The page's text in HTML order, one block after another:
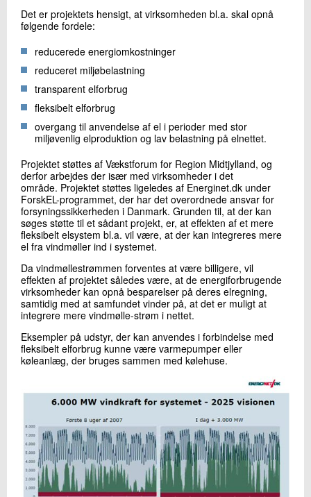
Det er projektets hensigt, at virksomheden bl.a. skal opnå
følgende fordele:
reducerede energiomkostninger
reduceret miljøbelastning
transparent elforbrug
fleksibelt elforbrug
overgang til anvendelse af el i perioder med stor
miljøvenlig elproduktion og lav belastning på elnettet.
Projektet støttes af Vækstforum for Region Midtjylland, og
derfor arbejdes der især med virksomheder i det
område. Projektet støttes ligeledes af Energinet.dk under
ForskEL-programmet, der har det overordnede ansvar for
forsyningssikkerheden i Danmark. Grunden til, at der kan
søges støtte til et sådant projekt, er, at effekten af et mere
fleksibelt elsystem bl.a. vil være, at der kan integreres mere
el fra vindmøller ind i systemet.
Da vindmøllestrømmen forventes at være billigere, vil
effekten af projektet således være, at de energiforbrugende
virksomheder kan opnå besparelser på deres elregning,
samtidig med at samfundet vinder på, at det er muligt at
integrere mere vindmølle-strøm i nettet.
Eksempler på udstyr, der kan anvendes i forbindelse med
fleksibelt elforbrug kunne være varmepumper eller
køleanlæg, der bruges sammen med kølehuse.